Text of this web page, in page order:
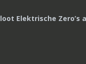
Elektrische Zero’s